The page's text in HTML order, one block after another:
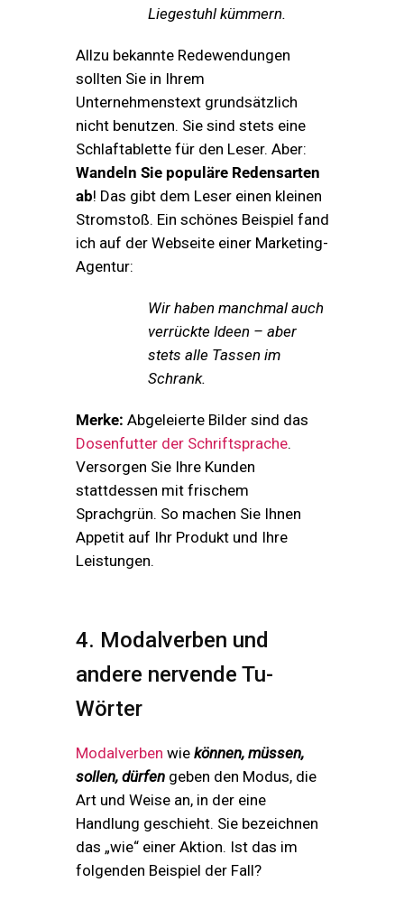
Liegestuhl kümmern.
Allzu bekannte Redewendungen
sollten Sie in Ihrem
Unternehmenstext grundsätzlich
nicht benutzen. Sie sind stets eine
Schlaftablette für den Leser. Aber:
Wandeln Sie populäre Redensarten
ab! Das gibt dem Leser einen kleinen
Stromstoß. Ein schönes Beispiel fand
ich auf der Webseite einer Marketing-
Agentur:
Wir haben manchmal auch
verrückte Ideen – aber
stets alle Tassen im
Schrank.
Merke: Abgeleierte Bilder sind das
Dosenfutter der Schriftsprache.
Versorgen Sie Ihre Kunden
stattdessen mit frischem
Sprachgrün. So machen Sie Ihnen
Appetit auf Ihr Produkt und Ihre
Leistungen.
4. Modalverben und
andere nervende Tu-
Wörter
Modalverben wie können, müssen,
sollen, dürfen geben den Modus, die
Art und Weise an, in der eine
Handlung geschieht. Sie bezeichnen
das „wie“ einer Aktion. Ist das im
folgenden Beispiel der Fall?